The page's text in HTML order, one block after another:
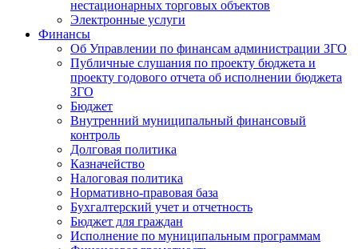
нестационарных торговых объектов
Электронные услуги
Финансы
Об Управлении по финансам администрации ЗГО
Публичные слушания по проекту бюджета и
проекту годового отчета об исполнении бюджета
ЗГО
Бюджет
Внутренний муниципальный финансовый
контроль
Долговая политика
Казначейство
Налоговая политика
Нормативно-правовая база
Бухгалтерский учет и отчетность
Бюджет для граждан
Исполнение по муниципальным программам